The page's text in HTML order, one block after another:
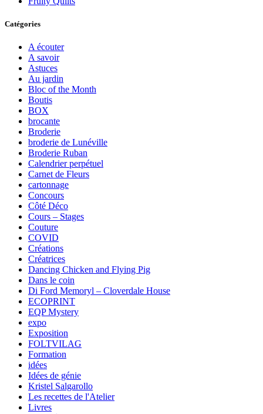
Catégories
A écouter
A savoir
Astuces
Au jardin
Bloc of the Month
Boutis
BOX
brocante
Broderie
broderie de Lunéville
Broderie Ruban
Calendrier perpétuel
Carnet de Fleurs
cartonnage
Concours
Côté Déco
Cours – Stages
Couture
COVID
Créations
Créatrices
Dancing Chicken and Flying Pig
Dans le coin
Di Ford Memoryl – Cloverdale House
ECOPRINT
EQP Mystery
expo
Exposition
FOLTVILAG
Formation
idées
Idées de génie
Kristel Salgarollo
Les recettes de l'Atelier
Livres